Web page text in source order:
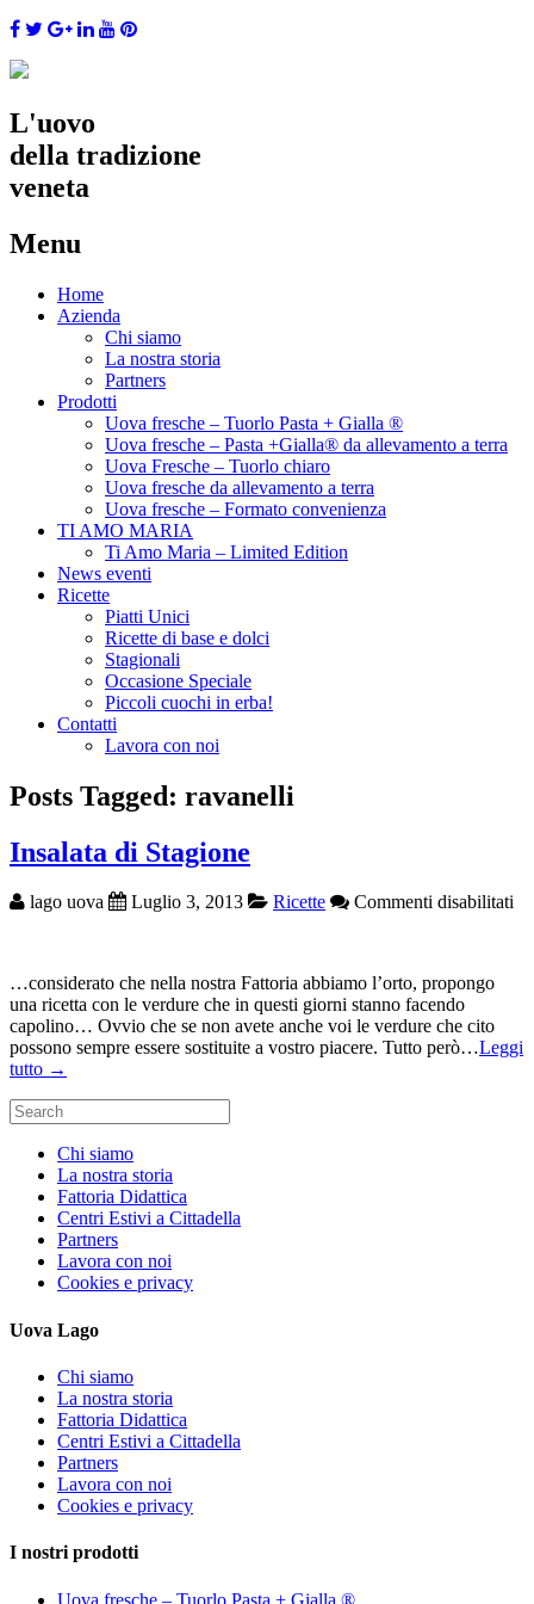
L'uovo
della tradizione
veneta
Menu
Skip
Home
Azienda
Chi siamo
La nostra storia
Partners
Prodotti
Uova fresche – Tuorlo Pasta + Gialla ®
Uova fresche – Pasta +Gialla® da allevamento a terra
Uova Fresche – Tuorlo chiaro
Uova fresche da allevamento a terra
Uova fresche – Formato convenienza
TI AMO MARIA
Ti Amo Maria – Limited Edition
News eventi
Ricette
Piatti Unici
Ricette di base e dolci
Stagionali
Occasione Speciale
Piccoli cuochi in erba!
Contatti
Lavora con noi
Posts Tagged: ravanelli
Insalata di Stagione
lago uova Luglio 3, 2013 Ricette Commenti disabilitati
…considerato che nella nostra Fattoria abbiamo l’orto, propongo
una ricetta con le verdure che in questi giorni stanno facendo
capolino… Ovvio che se non avete anche voi le verdure che cito
possono sempre essere sostituite a vostro piacere. Tutto però…Leggi
tutto →
Search
for:
Chi siamo
La nostra storia
Fattoria Didattica
Centri Estivi a Cittadella
Partners
Lavora con noi
Cookies e privacy
Uova Lago
Chi siamo
La nostra storia
Fattoria Didattica
Centri Estivi a Cittadella
Partners
Lavora con noi
Cookies e privacy
I nostri prodotti
Uova fresche – Tuorlo Pasta + Gialla ®